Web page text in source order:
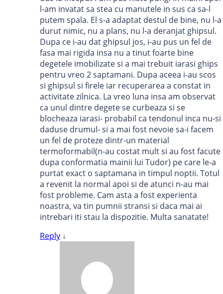
l-am invatat sa stea cu manutele in sus ca sa-l
putem spala. El s-a adaptat destul de bine, nu l-a
durut nimic, nu a plans, nu l-a deranjat ghipsul.
Dupa ce i-au dat ghipsul jos, i-au pus un fel de
fasa mai rigida insa nu a tinut foarte bine
degetele imobilizate si a mai trebuit iarasi ghips
pentru vreo 2 saptamani. Dupa aceea i-au scos
si ghipsul si firele iar recuperarea a constat in
activitate zilnica. La vreo luna insa am observat
ca unul dintre degete se curbeaza si se
blocheaza iarasi- probabil ca tendonul inca nu-si
daduse drumul- si a mai fost nevoie sa-i facem
un fel de proteze dintr-un material
termoformabil(n-au costat mult si au fost facute
dupa conformatia mainii lui Tudor) pe care le-a
purtat exact o saptamana in timpul noptii. Totul
a revenit la normal apoi si de atunci n-au mai
fost probleme. Cam asta a fost experienta
noastra, va tin pumnii stransi si daca mai ai
intrebari iti stau la dispozitie. Multa sanatate!
Reply ↓